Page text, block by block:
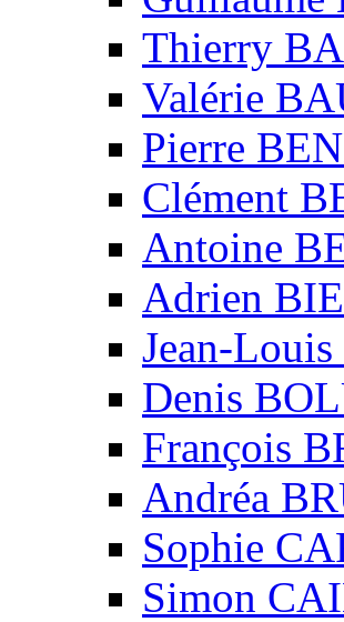
Thierry
Valérie
Pierre
Clément
Antoine
Adrien
Jean-
Denis
François
Andréa
Sophie
Simon